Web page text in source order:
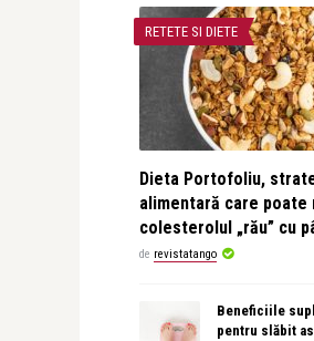
RETETE SI DIETE
Dieta Portofoliu,
alimentară care poate
colesterolul „rău” cu
de revistatango
Beneficiile
pentru slăbit